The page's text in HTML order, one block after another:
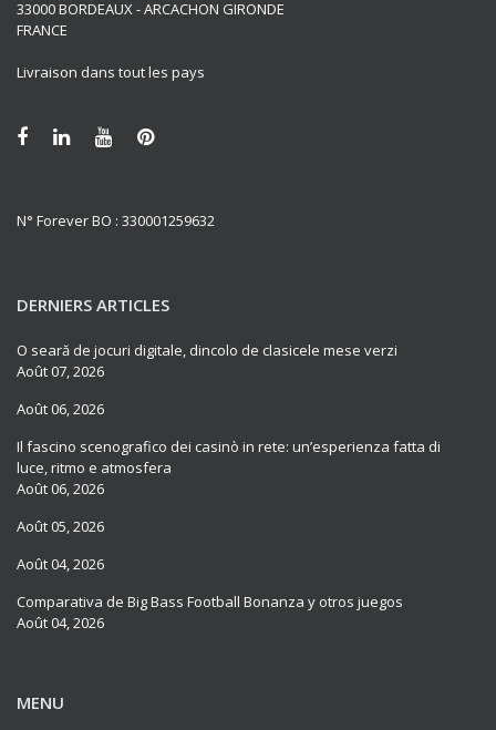
33000 BORDEAUX - ARCACHON GIRONDE
FRANCE
Livraison dans tout les pays
N° Forever BO : 330001259632
DERNIERS ARTICLES
O seară de jocuri digitale, dincolo de clasicele mese verzi
Août 07, 2026
Août 06, 2026
Il fascino scenografico dei casinò in rete: un’esperienza fatta di
luce, ritmo e atmosfera
Août 06, 2026
Août 05, 2026
Août 04, 2026
Comparativa de Big Bass Football Bonanza y otros juegos
Août 04, 2026
MENU